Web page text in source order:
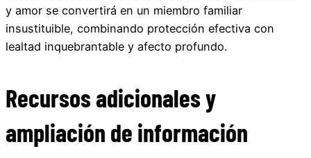
y amor se convertirá en un miembro familiar
insustituible, combinando protección efectiva con
lealtad inquebrantable y afecto profundo.
Recursos adicionales y
ampliación de información